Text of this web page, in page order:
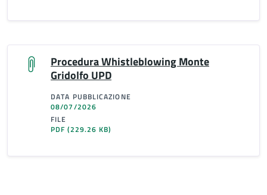
Procedura Whistleblowing Monte
Gridolfo UPD
DATA PUBBLICAZIONE
08/07/2026
FILE
PDF(229.26 KB)